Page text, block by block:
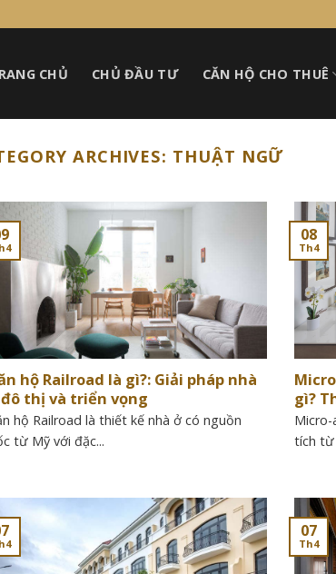
CHỦ CHỦ ĐẦU TƯ CĂN HỘ CHO THUÊ
ARCHIVES: THUẬT NGỮ
hộ Railroad là gì?: Giải pháp nhà
thị và triển vọng
hộ Railroad là thiết kế nhà ở có nguồn
từ Mỹ với đặc...
gì?
tích từ
08
Th4
07
Th4